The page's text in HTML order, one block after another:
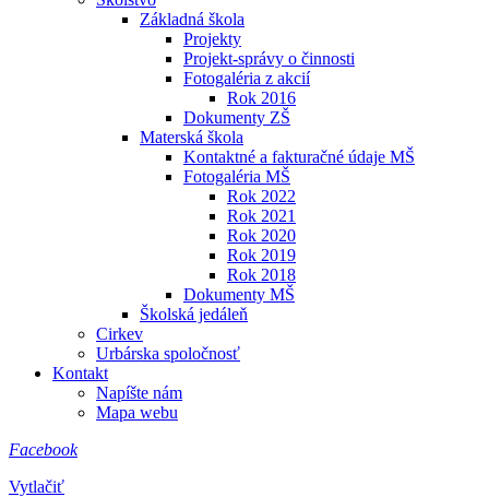
Základná škola
Projekty
Projekt-správy o činnosti
Fotogaléria z akcií
Rok 2016
Dokumenty ZŠ
Materská škola
Kontaktné a fakturačné údaje MŠ
Fotogaléria MŠ
Rok 2022
Rok 2021
Rok 2020
Rok 2019
Rok 2018
Dokumenty MŠ
Školská jedáleň
Cirkev
Urbárska spoločnosť
Kontakt
Napíšte nám
Mapa webu
Facebook
Vytlačiť